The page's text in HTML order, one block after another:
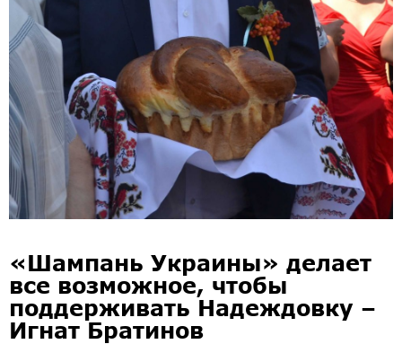
«Шампань Украины» делает
все возможное, чтобы
поддерживать Надеждовку –
Игнат Братинов